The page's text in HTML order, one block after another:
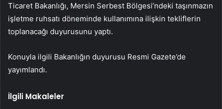
Ticaret Bakanlığı, Mersin Serbest Bölgesi’ndeki taşınmazın
işletme ruhsatı döneminde kullanımına ilişkin tekliflerin
toplanacağı duyurusunu yaptı.
Konuyla ilgili Bakanlığın duyurusu Resmi Gazete’de
yayımlandı.
İlgili Makaleler